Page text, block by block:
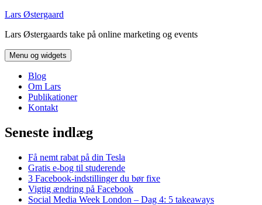
Hop
indhold
Lars Østergaard
Lars Østergaards take på online marketing og events
Menu og widgets
Blog
Om Lars
Publikationer
Kontakt
Seneste indlæg
Få nemt rabat på din Tesla
Gratis e-bog til studerende
3 Facebook-indstillinger du bør fixe
Vigtig ændring på Facebook
Social Media Week London – Dag 4: 5 takeaways